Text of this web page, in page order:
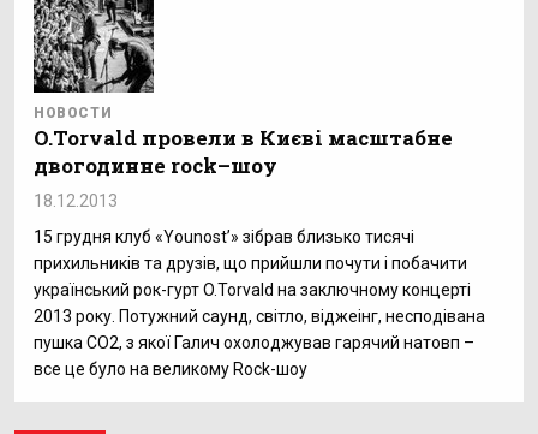
НОВОСТИ
O.Torvald провели в Києві масштабне
двогодинне rock–шоу
18.12.2013
15 грудня клуб «Younost’» зібрав близько тисячі
прихильників та друзів, що прийшли почути і побачити
український рок-гурт O.Torvald на заключному концерті
2013 року. Потужний саунд, світло, віджеінг, несподівана
пушка CO2, з якої Галич охолоджував гарячий натовп –
все це було на великому Rock-шоу